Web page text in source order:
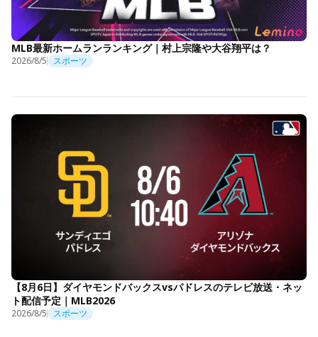
MLB最新ホームランランキング｜村上宗隆や大谷翔平は？
2026/8/5 スポーツ
【8月6日】ダイヤモンドバックスvsパドレスのテレビ放送・ネッ
ト配信予定｜MLB2026
2026/8/5 スポーツ